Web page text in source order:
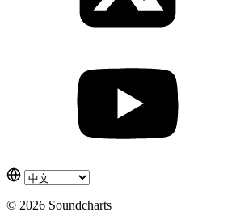
© 2026 Soundcharts